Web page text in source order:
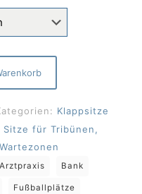
Klappsitze
Sitze für Tribünen,
Arztpraxis Bank
Fußballplätze